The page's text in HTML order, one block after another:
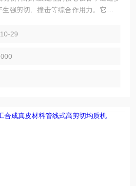
强剪切、撞击等综合作用力。它能将
设备符合 GMP 等标准，适配医药、食
29